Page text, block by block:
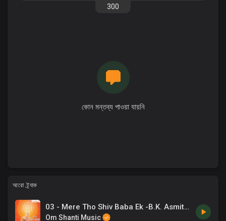
300
কোন মন্তব্য পাওয়া যায়নি
আরো ট্র্যাক
03 - Mere Tho Shiv Baba Ek -B.K. Asmita .mp3
Om Shanti Music